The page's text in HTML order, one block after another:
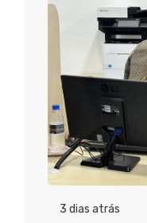
3 dias atrás